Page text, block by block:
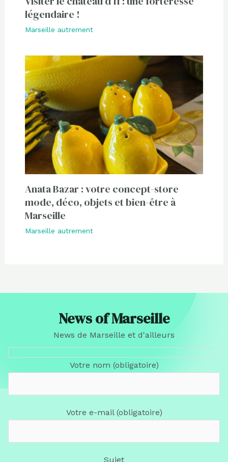
légendaire !
Marseille autrement
Anata Bazar : votre concept-store
mode, déco, objets et bien-être à
Marseille
Marseille autrement
News of Marseille
News de Marseille et d'ailleurs
Votre nom (obligatoire)
Votre e-mail (obligatoire)
Sujet